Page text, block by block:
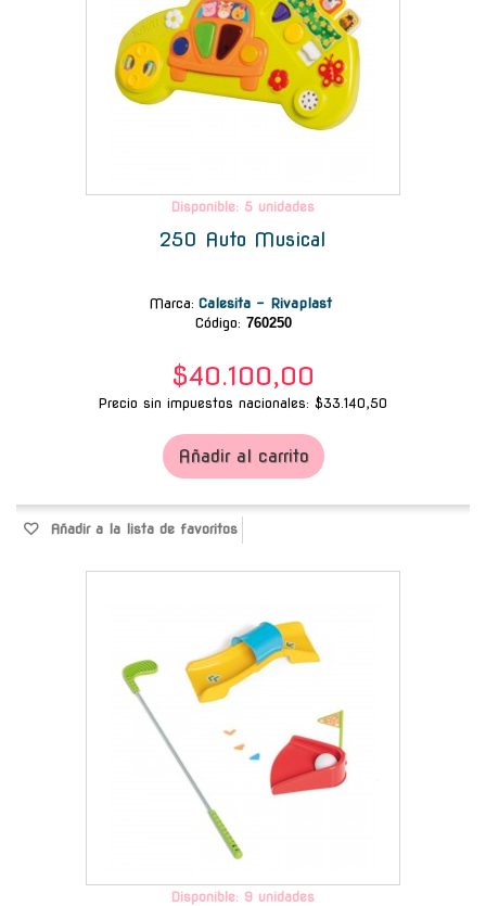
Disponible: 5 unidades
250 Auto Musical
Marca: Calesita - Rivaplast
Código: 760250
$40.100,00
Precio sin impuestos nacionales: $33.140,50
Añadir al carrito
Añadir a la lista de favoritos
Disponible: 9 unidades